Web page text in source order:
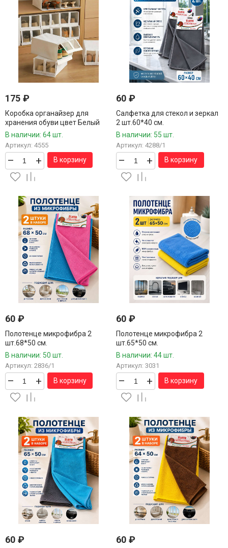
175 ₽
Коробка органайзер для
хранения обуви цвет Белый
34*22*16,5 см.1 шт.
В наличии: 64 шт.
Артикул: 4555
– + В корзину
60₽
Салфетка для стекол и зеркал
2 шт.60*40 см.
В наличии: 55 шт.
Артикул: 4288/1
– + В корзину
60 ₽
Полотенце микрофибра 2
шт.68*50 см.
В наличии: 50 шт.
Артикул: 2836/1
– + В корзину
60₽
Полотенце микрофибра 2
шт.65*50 см.
В наличии: 44 шт.
Артикул: 3031
– + В корзину
60 ₽ 60₽